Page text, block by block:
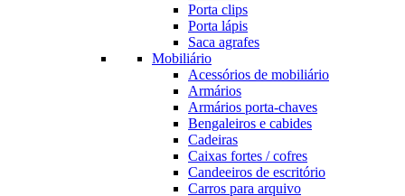
Porta clips
Porta lápis
Saca agrafes
Mobiliário
Acessórios de mobiliário
Armários
Armários porta-chaves
Bengaleiros e cabides
Cadeiras
Caixas fortes / cofres
Candeeiros de escritório
Carros para arquivo